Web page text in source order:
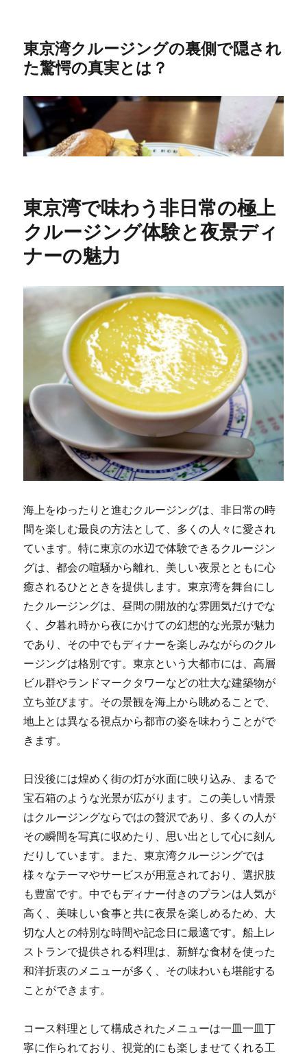
東京湾クルージングの裏側で隠され
た驚愕の真実とは？
東京湾で味わう非日常の極上
クルージング体験と夜景ディ
ナーの魅力
海上をゆったりと進むクルージングは、非日常の時
間を楽しむ最良の方法として、多くの人々に愛され
ています。特に東京の水辺で体験できるクルージン
グは、都会の喧騒から離れ、美しい夜景とともに心
癒されるひとときを提供します。東京湾を舞台にし
たクルージングは、昼間の開放的な雰囲気だけでな
く、夕暮れ時から夜にかけての幻想的な光景が魅力
であり、その中でもディナーを楽しみながらのクル
ージングは格別です。東京という大都市には、高層
ビル群やランドマークタワーなどの壮大な建築物が
立ち並びます。その景観を海上から眺めることで、
地上とは異なる視点から都市の姿を味わうことがで
きます。
日没後には煌めく街の灯が水面に映り込み、まるで
宝石箱のような光景が広がります。この美しい情景
はクルージングならではの贅沢であり、多くの人が
その瞬間を写真に収めたり、思い出として心に刻ん
だりしています。また、東京湾クルージングでは
様々なテーマやサービスが用意されており、選択肢
も豊富です。中でもディナー付きのプランは人気が
高く、美味しい食事と共に夜景を楽しめるため、大
切な人との特別な時間や記念日に最適です。船上レ
ストランで提供される料理は、新鮮な食材を使った
和洋折衷のメニューが多く、その味わいも堪能する
ことができます。
コース料理として構成されたメニューは一皿一皿丁
寧に作られており、視覚的にも楽しませてくれる工